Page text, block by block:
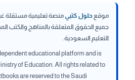
موقع حلول كتبيمنصة تعليمية مستقلة غير
جميع الحقوق المتعلقة بالمناهج والكتب
التعليم السعودية.
educational platform and is
of Education. All rights related to
are reserved to the Saudi